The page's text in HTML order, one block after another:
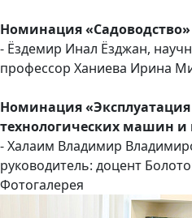
Номинация «Садоводство»
- Ёздемир Инал Ёзджан,
профессор Ханиева Ирина
Номинация «Эксплуатация
технологических машин и
- Халаим Владимир
руководитель: доцент
Фотогалерея